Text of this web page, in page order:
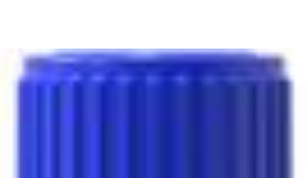
Kits de extracção de ADN